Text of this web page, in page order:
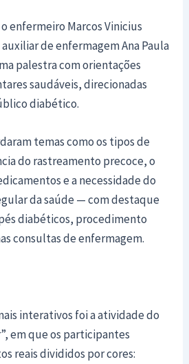
enfermeiro Marcos Vinicius
de enfermagem Ana Paula
palestra com orientações
saudáveis, direcionadas
diabético.
temas como os tipos de
do rastreamento precoce, o
e a necessidade do
da saúde — com destaque
diabéticos, procedimento
consultas de enfermagem.
interativos foi a atividade do
em que os participantes
reais divididos por cores: